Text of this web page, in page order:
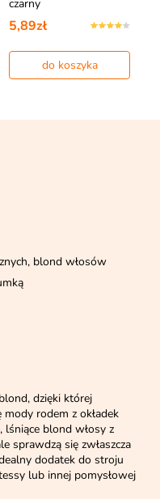
czarny
5,89zł
do koszyka
blond włosów
dzięki której
rodem z okładek
blond włosy z
sprawdzą się zwłaszcza
dodatek do stroju
lub innej pomysłowej